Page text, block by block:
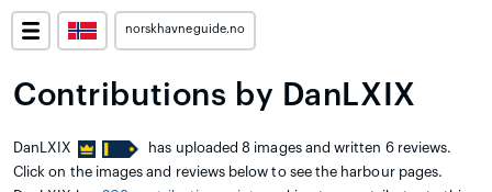
norskhavneguide.no
Contributions by DanLXIX
DanLXIX
has uploaded 8 images and written 6 reviews.
Click on the images and reviews below to see the harbour pages.